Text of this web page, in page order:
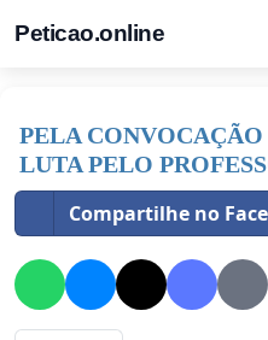
Peticao.online
PELA
LUTA PELO
Compartilhe no